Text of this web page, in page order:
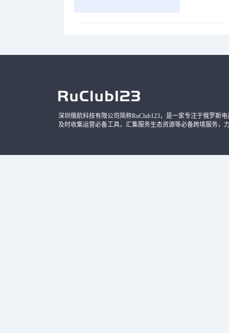
深圳俄航科技有限公司简称RuClub123，是一家专注于俄罗斯
及时收集运营必备工具，汇集服务生态资源等必备跨境服务，